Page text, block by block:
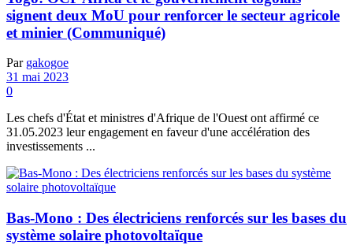
signent deux MoU pour renforcer le secteur agricole
et minier (Communiqué)
Par gakogoe
31 mai 2023
0
Les chefs d'État et ministres d'Afrique de l'Ouest ont affirmé ce
31.05.2023 leur engagement en faveur d'une accélération des
investissements ...
Bas-Mono : Des électriciens renforcés sur les bases du
système solaire photovoltaïque